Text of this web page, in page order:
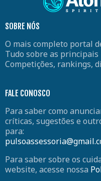
SOBRE NÓS
O mais completo portal
Tudo sobre as
Competições, rankings,
FALE CONOSCO
Para saber como
críticas, sugestões e
para:
Para saber sobre os
website, acesse nossa